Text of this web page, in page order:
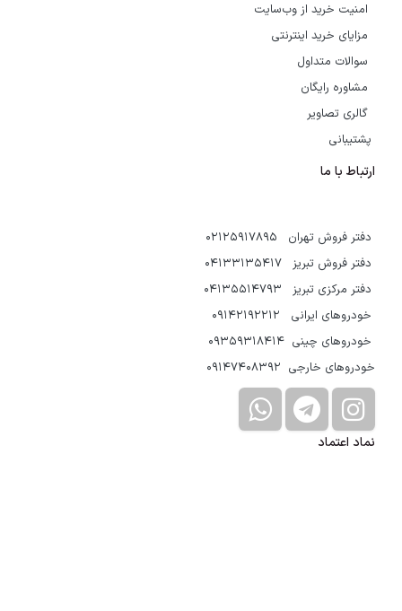
امنیت خرید از وب‌سایت
مزایای خرید اینترنتی
سوالات متداول
مشاوره رایگان
گالری تصاویر
پشتیبانی
ارتباط با ما
دفتر فروش تهران 02125917895
دفتر فروش تبریز 04133135417
دفتر مرکزی تبریز 04135514793
خودروهای ایرانی 09142192212
خودروهای چینی 09359318414
خودروهای خارجی 09147408392
نماد اعتماد